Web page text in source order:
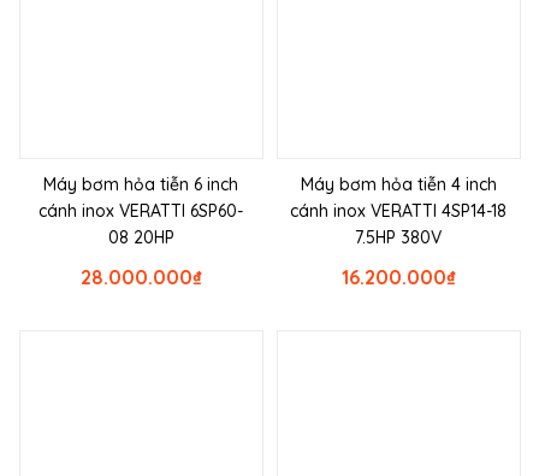
Máy bơm hỏa tiễn 6 inch
cánh inox VERATTI 6SP60-
08 20HP
₫
28.000.000
Máy bơm hỏa tiễn 4 inch
cánh inox VERATTI 4SP14-18
7.5HP 380V
₫
16.200.000